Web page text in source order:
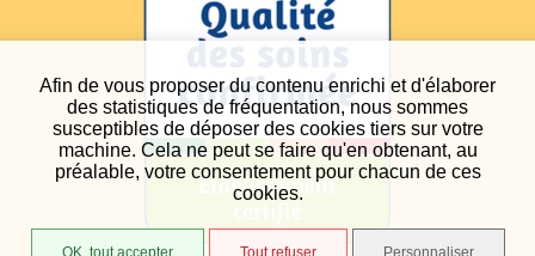
Afin de vous proposer du contenu enrichi et d'élaborer
des statistiques de fréquentation, nous sommes
susceptibles de déposer des cookies tiers sur votre
machine. Cela ne peut se faire qu'en obtenant, au
préalable, votre consentement pour chacun de ces
cookies.
OK, tout accepter Tout refuser Personnaliser